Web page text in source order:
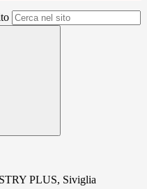
PLUS, Siviglia